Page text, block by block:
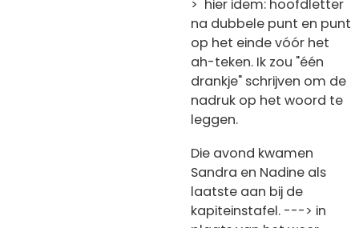
> hier idem: hoofdletter
na dubbele punt en punt
op het einde vóór het
ah-teken. Ik zou "één
drankje" schrijven om de
nadruk op het woord te
leggen.
Die avond kwamen
Sandra en Nadine als
laatste aan bij de
kapiteinstafel. ---> in